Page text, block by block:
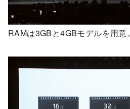
RAMは3GBと4GBモデルを用意。